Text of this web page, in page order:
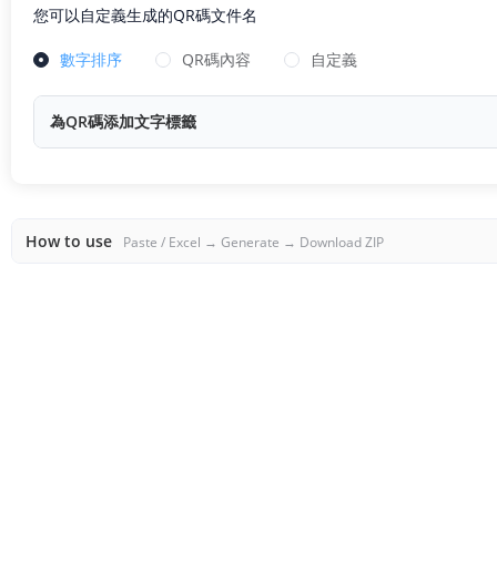
您可以自定義生成的QR碼文件名
數字排序 QR碼內容 自定義
為QR碼添加文字標籤
How to use Paste / Excel → Generate → Download ZIP